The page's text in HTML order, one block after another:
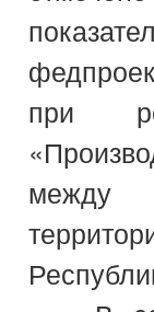
при
между